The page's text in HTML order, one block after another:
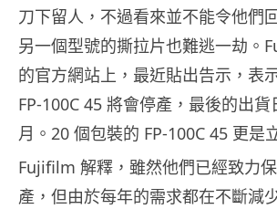
刀下留人，不過看來並不能令他們
另一個型號的撕拉片也難逃一劫。
的官方網站上，最近貼出告示，表
FP-100C 45 將會停產，最後的出
月。20 個包裝的 FP-100C 45 更是
Fujifilm 解釋，雖然他們已經致力
產，但由於每年的需求都在不斷減